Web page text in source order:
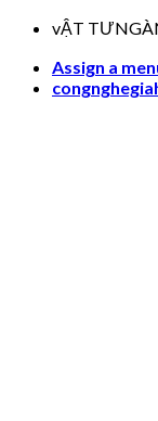
Skip
content
vẬT
Assign a